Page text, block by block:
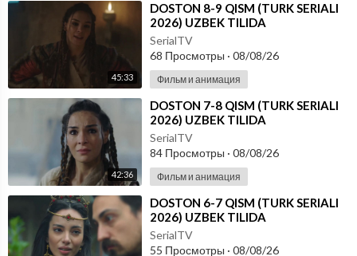
45:33
⁣DOSTON 8-9 QISM (TURK SERIALI
2026) UZBEK TILIDA
SerialTV
68 Просмотры · 08/08/26
Фильм и анимация
42:36
⁣DOSTON 7-8 QISM (TURK SERIALI
2026) UZBEK TILIDA
SerialTV
84 Просмотры · 08/08/26
Фильм и анимация
⁣DOSTON 6-7 QISM (TURK SERIALI
2026) UZBEK TILIDA
SerialTV
55 Просмотры · 08/08/26